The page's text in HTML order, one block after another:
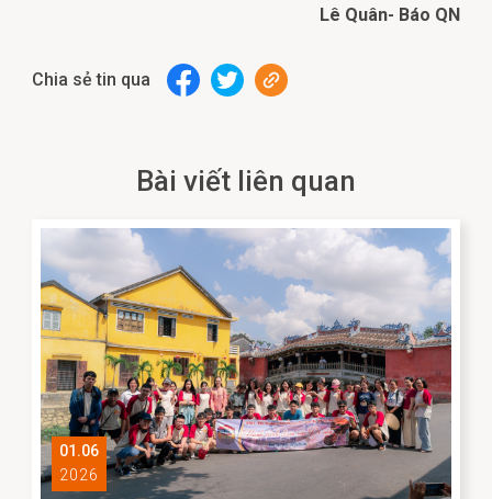
Lê Quân- Báo QN
Chia sẻ tin qua
Bài viết liên quan
01.06
2026